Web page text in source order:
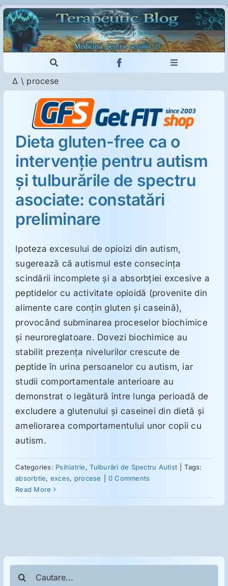
Skip
to
content
Toggle
Navigation
Cautare...
Toggle
Imunologie
Dermatologie
Psihiatrie
Neurologie
Intoleranţa la gluten
Suplimente
Reumatologie
Ginecologie
Mesajele lui Reichelt
Dietă
LDN
ORL
Oncologie
Antipsihiatrie
Δ \ procese
Dieta gluten-free ca o
intervenţie pentru autism
şi tulburările de spectru
asociate: constatări
preliminare
Ipoteza excesului de opioizi din autism,
sugerează că autismul este consecinţa
scindării incomplete şi a absorbţiei excesive a
peptidelor cu activitate opioidă (provenite din
alimente care conţin gluten şi caseină),
provocând subminarea proceselor biochimice
şi neuroreglatoare. Dovezi biochimice au
stabilit prezenţa nivelurilor crescute de
peptide în urina persoanelor cu autism, iar
studii comportamentale anterioare au
demonstrat o legătură între lunga perioadă de
excludere a glutenului şi caseinei din dietă şi
ameliorarea comportamentului unor copii cu
autism.
Categories: Psihiatrie,Tulburări de Spectru Autist
Tags:
absorbtie, exces, procese
0 Comments
Read More
Cautare...